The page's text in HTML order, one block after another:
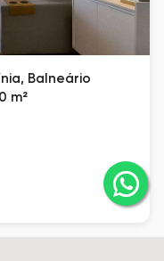
Balneário
m²